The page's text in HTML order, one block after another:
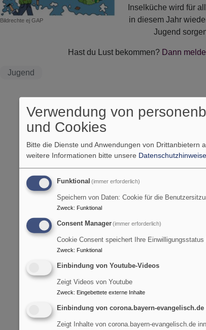
Bildrechte ej GAP
Inselküche wird für
in diesem Jahr
Jugend
Hast du Lust bekommen? Dann
Jugend
Verwendung von
und Cookies
Bitte die Dienste und Anwendungen von Drittanbietern
weitere Informationen bitte unsere Datenschutzhinweise
Funktional (immer erforderlich)
Speichern von Daten: Cookie für die
Zweck: Funktional
Consent Manager(immer erforderlich)
Cookie Consent speichert Ihre Einwilligungsstatus
Zweck: Funktional
Einbindung von Youtube-Videos
Zeigt Videos von Youtube
Zweck: Eingebettete externe Inhalte
Einbindung von corona.bayern-
Zeigt Inhalte von corona.bayern-evangelisch.de